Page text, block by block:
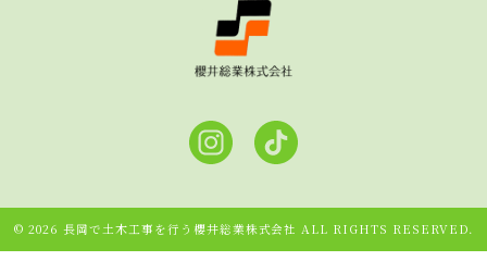
© 2026 長岡で土木工事を行う櫻井総業株式会社 ALL RIGHTS RESERVED.